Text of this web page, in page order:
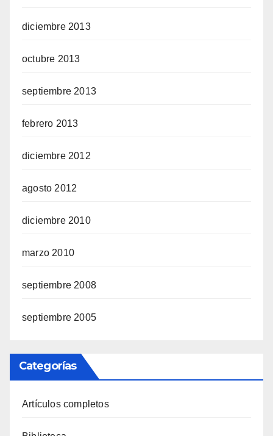
diciembre 2013
octubre 2013
septiembre 2013
febrero 2013
diciembre 2012
agosto 2012
diciembre 2010
marzo 2010
septiembre 2008
septiembre 2005
Categorías
Artículos completos